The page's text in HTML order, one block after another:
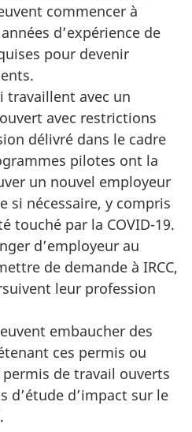
commencer à
d’expérience de
pour devenir
travaillent avec un
avec restrictions
délivré dans le cadre
pilotes ont la
un nouvel employeur
si nécessaire, y compris
touché par la COVID-19.
d’employeur au
de demande à IRCC,
leur profession
embaucher des
ces permis ou
permis de travail ouverts
d’étude d’impact sur le